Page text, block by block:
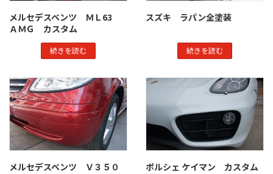
メルセデスベンツ ＭＬ63
ＡＭＧ カスタム
続きを読む
スズキ ラパン全塗装
続きを読む
メルセデスベンツ Ｖ３５０ ポルシェ ケイマン カスタム